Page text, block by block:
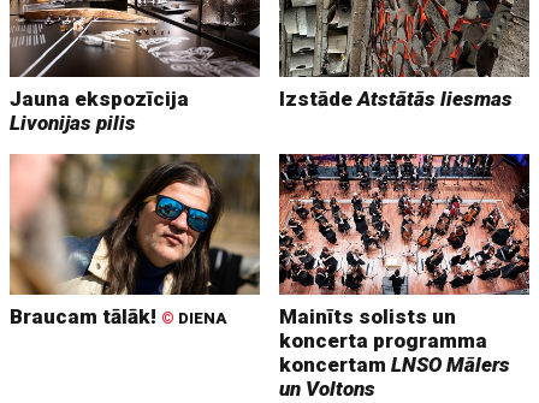
Jauna ekspozīcija
Livonijas pilis
IzstādeAtstātās liesmas
Braucam tālāk! © DIENA
Mainīts solists un
koncerta programma
koncertamLNSO Mālers
un Voltons